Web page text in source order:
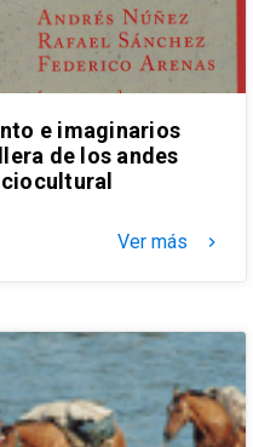
e imaginarios
de los andes
Ver más keyboard_arrow_right